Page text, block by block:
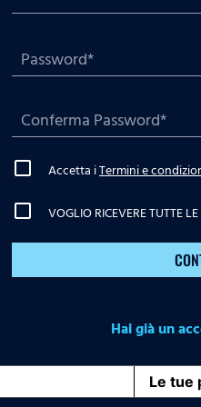
Accetta iTermini e
VOGLIO RICEVERE TUTTE
Hai già un
Le tue